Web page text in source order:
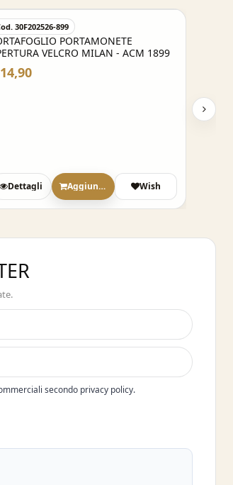
30F202526-899
PORTAMONETE
VELCRO MILAN - ACM 1899
Dettagli Aggiungi Wish
secondo privacy policy.